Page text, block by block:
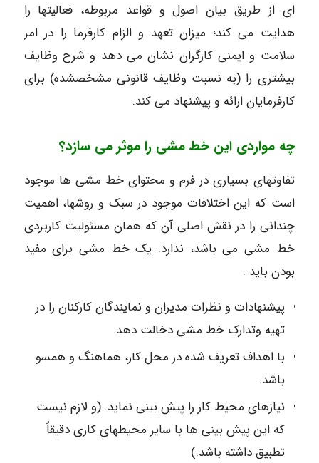
ای از طریق بیان اصول و قواعد مربوطه، فعالیتها را
هدایت می کند؛ میزان تعهد و الزام کارفرما را در امر
سلامت و ایمنی کارگران نشان می دهد و شرح وظایف
بیشتری را (به نسبت وظایف قانونی مشخصشده) برای
کارفرمایان ارائه و پیشنهاد می کند.
چه مواردی این خط مشی را موثر می سازد؟
تفاوتهای بسیاری در فرم و محتوای خط مشی ها موجود
است که این اختلافات موجود در سبک و روشها، اهمیت
چندانی را در نقش اصلی آن که همان مسئولیت کاربردی
خط مشی می باشد، ندارد. یک خط مشی برای مفید
بودن باید :
پیشنهادات و نظرات مدیران و نمایندگان کارکنان را در
تهیه وتدارک خط مشی دخالت دهد.
با اهداف تعریف شده در محل کار، هماهنگ و همسو
باشد.
نیازهای محیط کار را پیش بینی نماید. (و لازم نیست
که این پیش بینی ها با سایر محیطهای کاری دقیقاً
تطبیق داشته باشد.)